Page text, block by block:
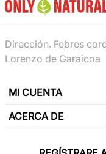
Dirección. Febres
Lorenzo de Garaicoa
MI CUENTA
ACERCA DE